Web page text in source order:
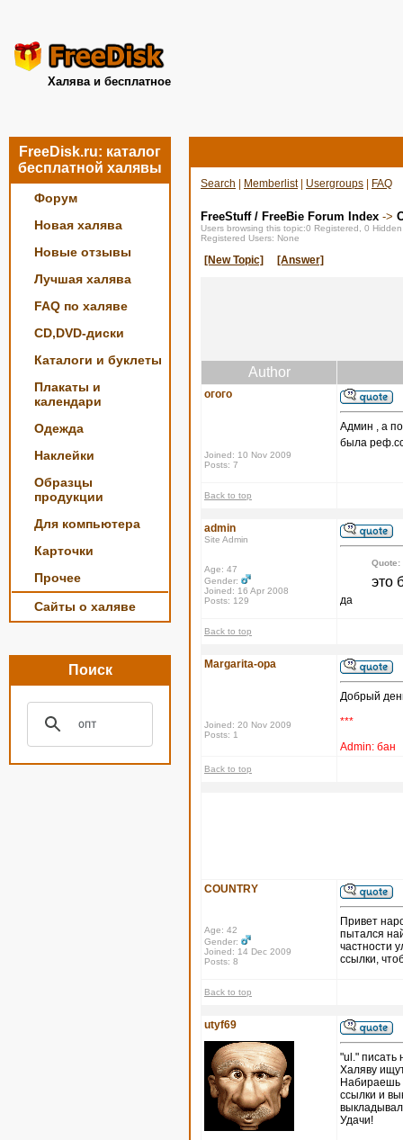
Халява и бесплатное
FreeDisk.ru: каталог
бесплатной халявы
Форум
Новая халява
Новые отзывы
Лучшая халява
FAQ по халяве
CD,DVD-диски
Каталоги и буклеты
Плакаты и
календари
Одежда
Наклейки
Образцы
продукции
Для компьютера
Карточки
Прочее
Сайты о халяве
Поиск
Search Memberlist| Usergroups FAQ
FreeStuff / FreeBie Forum Index ->
Users browsing this topic:0 Registered, 0
Registered Users: None
[New Topic] [Answer]
Author
огого
Joined: 10 Nov 2009
Posts: 7
Админ , а
была
Back to top
admin
Site Admin
Age: 47
Gender:
Joined: 16 Apr 2008
Posts: 129
Quote:
это
да
Back to top
Margarita-opa
Joined: 20 Nov 2009
Posts: 1
Добрый
***
Admin: бан
Back to top
COUNTRY
Age: 42
Gender:
Joined: 14 Dec 2009
Posts: 8
Привет
пытался
частности
ссылки,
Back to top
utyf69
"ul." писать
Халяву
Набираешь
ссылки и
Удачи!